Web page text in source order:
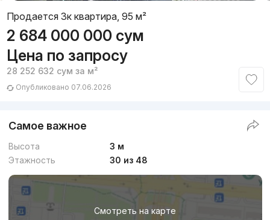
Продается 3к квартира, 95 м²
2 684 000 000 сум
Цена по запросу
28 252 632 сум за м²
Опубликовано 07.06.2026
Самое важное
Высота
3 м
Этажность
30 из 48
Смотреть на карте